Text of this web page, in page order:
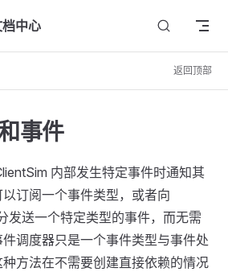
中心
返回顶部
事件
内部发生特定事件时通知其
订阅一个事件类型，或者向
发送一个特定类型的事件，而无需
调度器只是一个事件类型与事件处
方法在不需要创建直接依赖的情况